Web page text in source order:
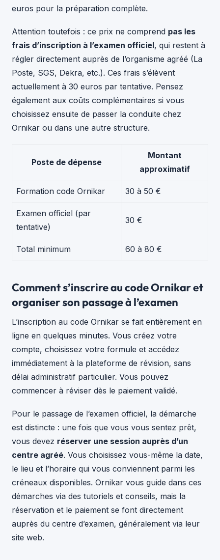
euros pour la préparation complète.
Attention toutefois : ce prix ne comprend pas les
frais d’inscription à l’examen officiel, qui restent à
régler directement auprès de l’organisme agréé (La
Poste, SGS, Dekra, etc.). Ces frais s’élèvent
actuellement à 30 euros par tentative. Pensez
également aux coûts complémentaires si vous
choisissez ensuite de passer la conduite chez
Ornikar ou dans une autre structure.
Poste de dépense
Montant
approximatif
Formation code Ornikar 30 à 50 €
Examen officiel (par
tentative)
30 €
Total minimum 60 à 80 €
Comment s’inscrire au code Ornikar et
organiser son passage à l’examen
L’inscription au code Ornikar se fait entièrement en
ligne en quelques minutes. Vous créez votre
compte, choisissez votre formule et accédez
immédiatement à la plateforme de révision, sans
délai administratif particulier. Vous pouvez
commencer à réviser dès le paiement validé.
Pour le passage de l’examen officiel, la démarche
est distincte : une fois que vous vous sentez prêt,
vous devez réserver une session auprès d’un
centre agréé. Vous choisissez vous-même la date,
le lieu et l’horaire qui vous conviennent parmi les
créneaux disponibles. Ornikar vous guide dans ces
démarches via des tutoriels et conseils, mais la
réservation et le paiement se font directement
auprès du centre d’examen, généralement via leur
site web.